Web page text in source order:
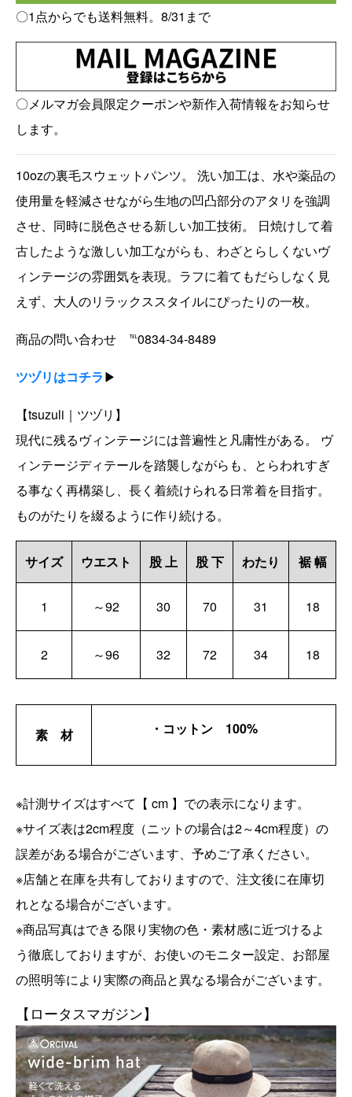
〇1点からでも送料無料。8/31まで
〇メルマガ会員限定クーポンや新作入荷情報をお知らせ
します。
10ozの裏毛スウェットパンツ。 洗い加工は、水や薬品の
使用量を軽減させながら生地の凹凸部分のアタリを強調
させ、同時に脱色させる新しい加工技術。 日焼けして着
古したような激しい加工ながらも、わざとらしくないヴ
ィンテージの雰囲気を表現。ラフに着てもだらしなく見
えず、大人のリラックススタイルにぴったりの一枚。
商品の問い合わせ ℡0834-34-8489
ツヅリはコチラ▶
【tsuzuli｜ツヅリ】
現代に残るヴィンテージには普遍性と凡庸性がある。 ヴ
ィンテージディテールを踏襲しながらも、とらわれすぎ
る事なく再構築し、長く着続けられる日常着を目指す。
ものがたりを綴るように作り続ける。
サイズ ウエスト 股 上 股 下 わたり 裾 幅
1 ～92 30 70 31 18
2 ～96 32 72 34 18
素 材 ・コットン 100%
※計測サイズはすべて【 cm 】での表示になります。
※サイズ表は2cm程度（ニットの場合は2～4cm程度）の
誤差がある場合がございます、予めご了承ください。
※店舗と在庫を共有しておりますので、注文後に在庫切
れとなる場合がございます。
※商品写真はできる限り実物の色・素材感に近づけるよ
う徹底しておりますが、お使いのモニター設定、お部屋
の照明等により実際の商品と異なる場合がございます。
【ロータスマガジン】